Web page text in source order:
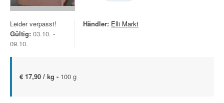
Leider verpasst!
Gültig: 03.10. -
09.10.
Händler: Elli Markt
€ 17,90 / kg - 100 g